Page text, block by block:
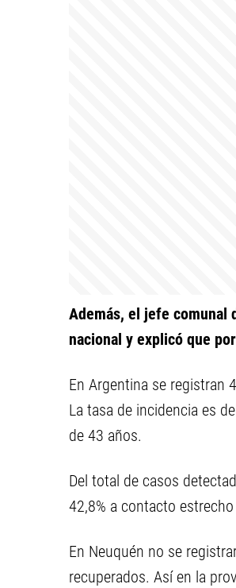
Además, el jefe comunal
nacional y explicó que
En Argentina se registran
La tasa de incidencia es
de 43 años.
Del total de casos
42,8% a contacto
En Neuquén no se
recuperados. Así en la